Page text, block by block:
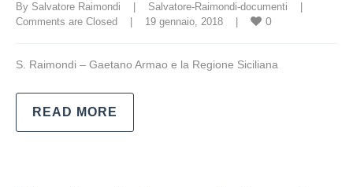
By Salvatore Raimondi    | Salvatore-Raimondi-documenti
Comments are Closed
    |    19 gennaio, 2018    |
0
S. Raimondi – Gaetano Armao e la Regione Siciliana
READ MORE